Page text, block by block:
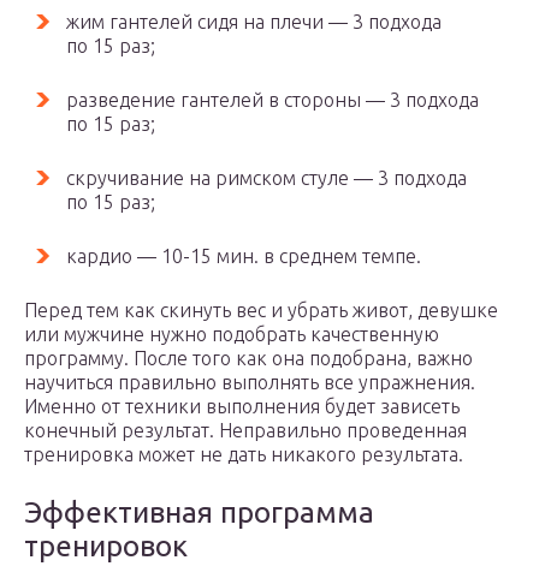
жим гантелей сидя на плечи — 3 подхода
по 15 раз;
разведение гантелей в стороны — 3 подхода
по 15 раз;
скручивание на римском стуле — 3 подхода
по 15 раз;
кардио — 10-15 мин. в среднем темпе.
Перед тем как скинуть вес и убрать живот, девушке
или мужчине нужно подобрать качественную
программу. После того как она подобрана, важно
научиться правильно выполнять все упражнения.
Именно от техники выполнения будет зависеть
конечный результат. Неправильно проведенная
тренировка может не дать никакого результата.
Эффективная программа
тренировок